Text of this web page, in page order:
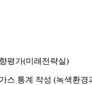
평가(미래전략실)
스 통계 작성 (녹색환경